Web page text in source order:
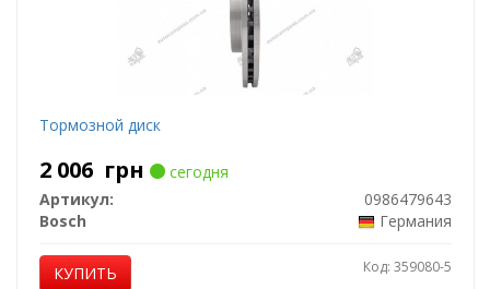
Тормозной диск
2 006 грн
сегодня
Артикул:
0986479643
Bosch
Германия
КУПИТЬ Код: 359080-5